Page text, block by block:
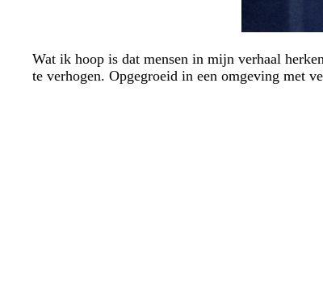
Wat ik hoop is dat mensen in mijn verhaal
te verhogen. Opgegroeid in een omgeving met